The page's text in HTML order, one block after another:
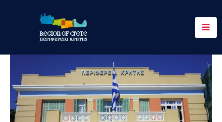
Περιφέρεια
Έργα
Δράσεις